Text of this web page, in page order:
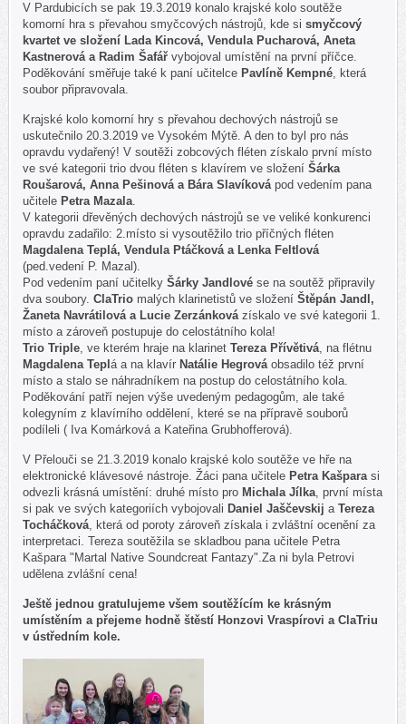
V Pardubicích se pak 19.3.2019 konalo krajské kolo soutěže
komorní hra s převahou smyčcových nástrojů, kde si smyčcový
kvartet ve složení Lada Kincová, Vendula Pucharová, Aneta
Kastnerová a Radim Šafář vybojoval umístění na první příčce.
Poděkování směřuje také k paní učitelce Pavlíně Kempné , která
soubor připravovala.
Krajské kolo komorní hry s převahou dechových nástrojů se
uskutečnilo 20.3.2019 ve Vysokém Mýtě. A den to byl pro nás
opravdu vydařený! V soutěži zobcových fléten získalo první místo
ve své kategorii trio dvou fléten s klavírem ve složení Šárka
Roušarová, Anna Pešinová a Bára Slavíková pod vedením pana
učitele Petra Mazala
V kategorii dřevěných dechových nástrojů se ve veliké konkurenci
opravdu zadařilo: 2.místo si vysoutěžilo trio příčných fléten
Magdalena Teplá, Vendula Ptáčková a Lenka Feltlová
(ped.vedení P. Mazal).
Pod vedením paní učitelky Šárky Jandlové se na soutěž připravily
dva soubory. ClaTrio malých klarinetistů ve složení Štěpán Jandl,
Žaneta Navrátilová a Lucie Zerzánková získalo ve své kategorii 1.
místo a zároveň postupuje do celostátního kola!
Trio Triple , ve kterém hraje na klarinet Tereza Přívětivá , na flétnu
Magdalena Teplá a na klavír Natálie Hegrová obsadilo též první
místo a stalo se náhradníkem na postup do celostátního kola.
Poděkování patří nejen výše uvedeným pedagogům, ale také
kolegyním z klavírního oddělení, které se na přípravě souborů
podíleli ( Iva Komárková a Kateřina Grubhofferová).
V Přelouči se 21.3.2019 konalo krajské kolo soutěže ve hře na
elektronické klávesové nástroje. Žáci pana učitele Petra Kašpara si
odvezli krásná umístění: druhé místo pro Michala Jílka , první místa
si pak ve svých kategoriích vybojovali Daniel Jaščevskij a Tereza
Tocháčková , která od poroty zároveň získala i zvláštní ocenění za
interpretaci. Tereza soutěžila se skladbou pana učitele Petra
Kašpara "Martal Native Soundcreat Fantazy".Za ni byla Petrovi
udělena zvlášní cena!
Ještě jednou gratulujeme všem soutěžícím ke krásným
umístěním a přejeme hodně štěstí Honzovi Vraspírovi a ClaTriu
v ústředním kole.